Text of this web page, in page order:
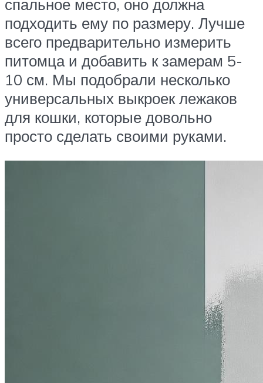
спальное место, оно должна
подходить ему по размеру. Лучше
всего предварительно измерить
питомца и добавить к замерам 5-
10 см. Мы подобрали несколько
универсальных выкроек лежаков
для кошки, которые довольно
просто сделать своими руками.